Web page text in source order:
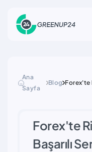
Ana
Sayfa
Blog Forex'te
Forex'te
Başarılı